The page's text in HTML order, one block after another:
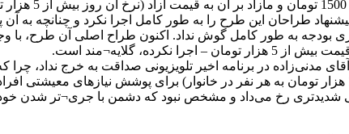
زبان ساده‌تر،
پیشنهاد طراحان این طرح را به طور کامل اجرا نکرد و چنانچه به
گلایه¬مند است.
در برنامه اخیر تلویزیونی صداقت به خرج نداد، چرا
قیمت بنزین با هدف ایجاد منابع مالی برای دولت کرد و مقداری یارانه نیز (100 هزار تومان به هر نفر
شدیدتری رخ می‌داد و مشخص نبود که دشمن با جری¬تر شدن